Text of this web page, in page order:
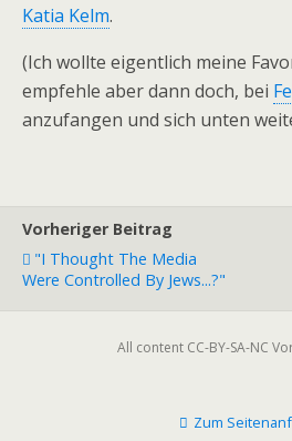
Katia Kelm.
(Ich wollte eigentlich meine
empfehle aber dann doch, bei
anzufangen und sich unten
Vorheriger Beitrag
"I Thought The Media
Were Controlled By Jews...?"
All content CC-BY-SA-NC
Zum